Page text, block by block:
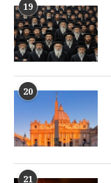
19
20
21